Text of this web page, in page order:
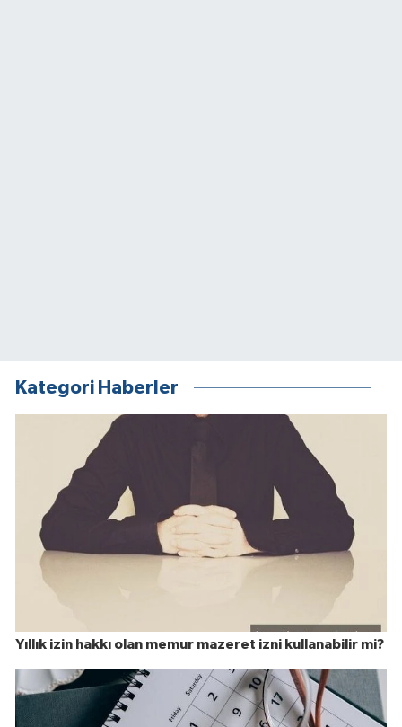
Kategori Haberler
Yıllık izin hakkı olan memur mazeret izni kullanabilir mi?